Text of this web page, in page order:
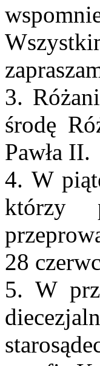
3.
środę
Pawła II.
4. W
którzy
28
5. W